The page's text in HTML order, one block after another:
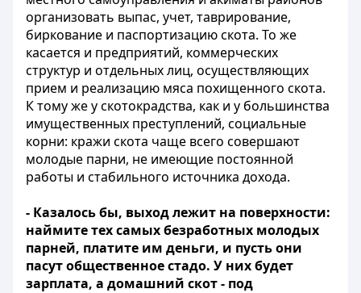
организовать выпас, учет, таврирование,
биркование и паспортизацию скота. То же
касается и предприятий, коммерческих
структур и отдельных лиц, осуществляющих
прием и реализацию мяса похищенного скота.
К тому же у скотокрадства, как и у большинства
имущественных преступлений, социальные
корни: кражи скота чаще всего совершают
молодые парни, не имеющие постоянной
работы и стабильного источника дохода.
- Казалось бы, выход лежит на поверхности:
наймите тех самых безработных молодых
парней, платите им деньги, и пусть они
пасут общественное стадо. У них будет
зарплата, а домашний скот - под